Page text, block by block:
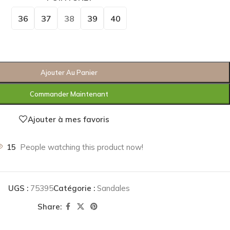
36 37 38 39 40
Ajouter Au Panier
Commander Maintenant
Ajouter à mes favoris
15 People watching this product now!
UGS : 75395Catégorie : Sandales
Share: